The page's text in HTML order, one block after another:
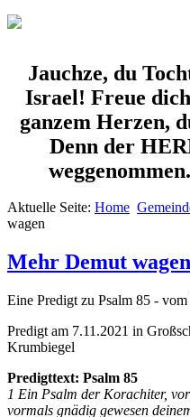
Jauchze, du
Israel! Freue
ganzem Herzen,
Denn der
weggenommen.
Aktuelle Seite: Home
wagen
Mehr Demut wagen
Eine Predigt zu Psalm 85 - vom
Predigt am 7.11.2021 in
Krumbiegel
Predigttext: Psalm 85
1 Ein Psalm der Korachiter,
vormals gnädig gewesen